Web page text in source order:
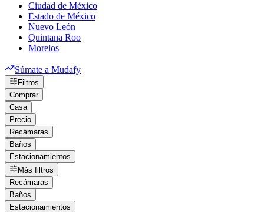
Ciudad de México
Estado de México
Nuevo León
Quintana Roo
Morelos
Súmate a Mudafy
Filtros
Comprar
Casa
Precio
Recámaras
Baños
Estacionamientos
Más filtros
Recámaras
Baños
Estacionamientos